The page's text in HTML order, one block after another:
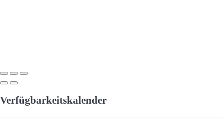
Verfügbarkeitskalender